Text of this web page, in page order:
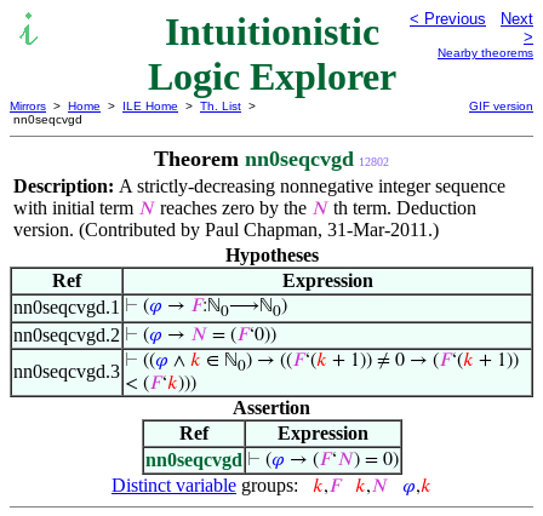
Intuitionistic
Logic Explorer
< Previous
Next
>
Nearby theorems
Mirrors > Home > ILE Home > Th. List >
nn0seqcvgd
GIF version
Theorem nn0seqcvgd 12802
Description: A strictly-decreasing nonnegative integer sequence
with initial term 𝑁 reaches zero by the 𝑁 th term. Deduction
version. (Contributed by Paul Chapman, 31-Mar-2011.)
Hypotheses
Ref
Expression
nn0seqcvgd.1 ⊢ (𝜑 → 𝐹:ℕ0⟶ℕ0)
nn0seqcvgd.2 ⊢ (𝜑 → 𝑁 = (𝐹‘0))
nn0seqcvgd.3 ⊢ ((𝜑 ∧ 𝑘 ∈ ℕ0) → ((𝐹‘(𝑘 + 1)) ≠ 0 → (𝐹‘(𝑘 + 1))
< (𝐹‘𝑘)))
Assertion
Ref
Expression
nn0seqcvgd ⊢ (𝜑 → (𝐹‘𝑁) = 0)
Distinct variable groups: 𝑘,𝐹 𝑘,𝑁 𝜑,𝑘